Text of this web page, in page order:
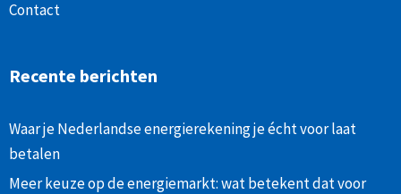
Contact
Recente berichten
Waar je Nederlandse energierekening je écht voor laat
betalen
Meer keuze op de energiemarkt: wat betekent dat voor